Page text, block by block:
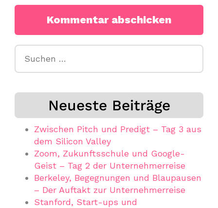
Neueste Beiträge
Zwischen Pitch und Predigt – Tag 3 aus
dem Silicon Valley
Zoom, Zukunftsschule und Google-
Geist – Tag 2 der Unternehmerreise
Berkeley, Begegnungen und Blaupausen
– Der Auftakt zur Unternehmerreise
Stanford, Start-ups und